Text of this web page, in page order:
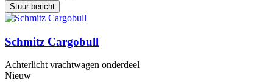
Stuur bericht
Schmitz Cargobull
Achterlicht vrachtwagen onderdeel
Nieuw